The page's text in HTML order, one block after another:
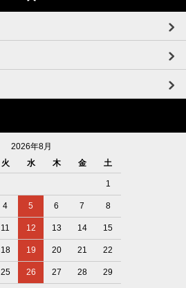
2026年8月
火 水 木 金 土
1
4 5 6 7 8
11 12 13 14 15
18 19 20 21 22
25 26 27 28 29